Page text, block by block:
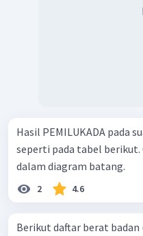
Hasil PEMILUKADA pada
seperti pada tabel berikut. Coba sajikan data tersebut
dalam diagram batang.
2 4.6
Berikut daftar berat badan